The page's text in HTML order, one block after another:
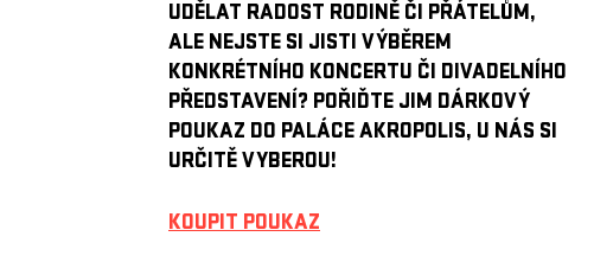
UDĚLAT RADOST RODINĚ ČI PŘÁTELŮM,
ALE NEJSTE SI JISTI VÝBĚREM
KONKRÉTNÍHO KONCERTU ČI DIVADELNÍHO
PŘEDSTAVENÍ? POŘIĎTE JIM DÁRKOVÝ
POUKAZ DO PALÁCE AKROPOLIS, U NÁS SI
URČITĚ VYBEROU!
KOUPIT POUKAZ